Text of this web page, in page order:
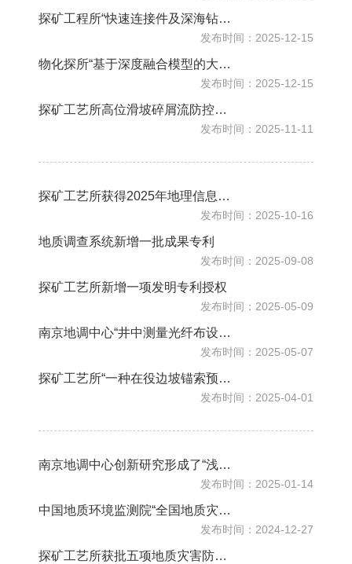
探矿工程所“快速连接件及深海钻井流固体输送跨接软管快速连接装置”获国家发明专利授权
发布时间：2025-12-15
物化探所“基于深度融合模型的大地电磁数据去噪方法和装置”获得国家发明专利授权
发布时间：2025-12-15
探矿工艺所高位滑坡碎屑流防控技术获国家发明专利授权
发布时间：2025-11-11
探矿工艺所获得2025年地理信息科技进步奖一等奖
发布时间：2025-10-16
地质调查系统新增一批成果专利
发布时间：2025-09-08
探矿工艺所新增一项发明专利授权
发布时间：2025-05-09
南京地调中心“井中测量光纤布设装置及方法”获英国发明专利授权
发布时间：2025-05-07
探矿工艺所“一种在役边坡锚索预应力的联合测定方法及系统”获国家发明专利授权
发布时间：2025-04-01
南京地调中心创新研究形成了“浅层气地质安全风险调查评价关键技术”
发布时间：2025-01-14
中国地质环境监测院“全国地质灾害实景三维关键技术与应用”入选自然资源部、国家数据局创新应用典型案例
发布时间：2024-12-27
探矿工艺所获批五项地质灾害防治国家发明专利